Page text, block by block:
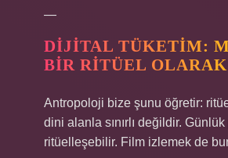
—
DIJITAL TÜKETIM:
BIR RITÜEL
Antropoloji bize şunu öğretir:
dini alanla sınırlı değildir.
ritüelleşebilir. Film izlemek de